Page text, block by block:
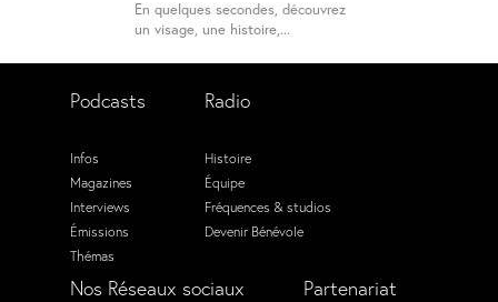
En quelques secondes, découvrez
un visage, une histoire,...
Podcasts
Infos
Magazines
Interviews
Émissions
Thémas
Radio
Histoire
Équipe
Fréquences & studios
Devenir Bénévole
Nos Réseaux sociaux Partenariat